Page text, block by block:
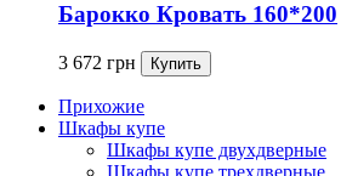
Барокко Кровать 160*200
3 672 грн
Прихожие
Шкафы купе
Шкафы купе двухдверные
Шкафы купе трехдверные